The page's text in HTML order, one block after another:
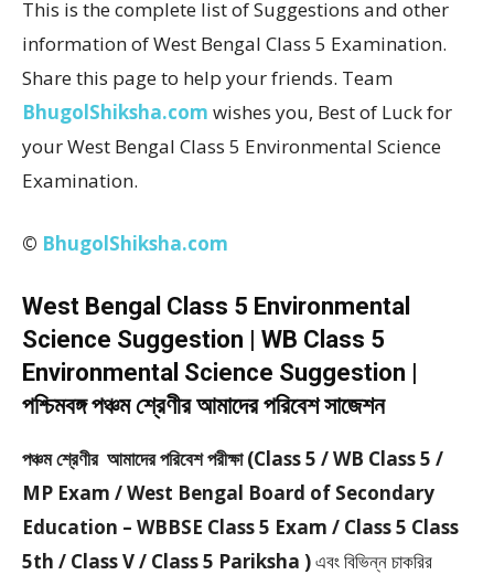
This is the complete list of Suggestions and other
information of West Bengal Class 5 Examination.
Share this page to help your friends. Team
BhugolShiksha.com wishes you, Best of Luck for
your West Bengal Class 5 Environmental Science
Examination.
© BhugolShiksha.com
West Bengal Class 5 Environmental
Science Suggestion | WB Class 5
Environmental Science Suggestion |
পশ্চিমবঙ্গ পঞ্চম শ্রেণীর আমাদের পরিবেশ সাজেশন
পঞ্চম শ্রেণীর আমাদের পরিবেশ পরীক্ষা (Class 5 / WB Class 5 /
MP Exam / West Bengal Board of Secondary
Education – WBBSE Class 5 Exam / Class 5 Class
5th / Class V / Class 5 Pariksha )এবং বিভিন্ন চাকরির